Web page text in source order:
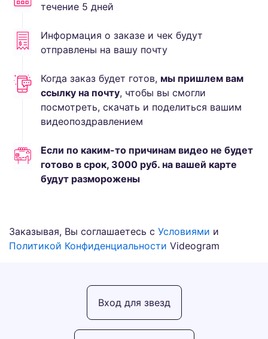
течение 5 дней
Информация о заказе и чек будут
отправлены на вашу почту
Когда заказ будет готов, мы пришлем вам
ссылку на почту, чтобы вы смогли
посмотреть, скачать и поделиться вашим
видеопоздравлением
Если по каким-то причинам видео не будет
готово в срок, 3000 руб. на вашей карте
будут разморожены
Заказывая, Вы соглашаетесь с Условиями и
Политикой Конфиденциальности Videogram
Вход для звезд